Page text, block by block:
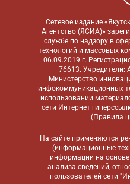
Сетевое издание
Агентство (ЯСИА)»
службе по надзору в
технологий и массовых
06.09.2019 г.
76613.
Министерство
инфокоммуникационных
использовании
сети Интернет
(Правила
На сайте применяются
(информационные
информации на основе
анализа сведений,
пользователей сети